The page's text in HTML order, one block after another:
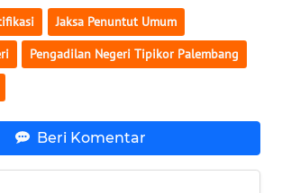
Jaksa Penuntut Umum
Pengadilan Negeri Tipikor Palembang
Beri Komentar